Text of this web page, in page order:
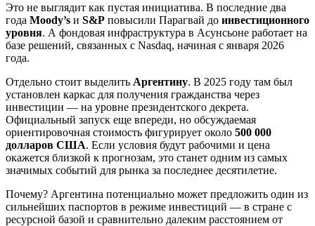
Это не выглядит как пустая инициатива. В последние два
года Moody’s и S&P повысили Парагвай до инвестиционного
уровня. А фондовая инфраструктура в Асунсьоне работает на
базе решений, связанных с Nasdaq, начиная с января 2026
года.
Отдельно стоит выделить Аргентину. В 2025 году там был
установлен каркас для получения гражданства через
инвестиции — на уровне президентского декрета.
Официальный запуск еще впереди, но обсуждаемая
ориентировочная стоимость фигурирует около 500 000
долларов США. Если условия будут рабочими и цена
окажется близкой к прогнозам, это станет одним из самых
значимых событий для рынка за последнее десятилетие.
Почему? Аргентина потенциально может предложить один из
сильнейших паспортов в режиме инвестиций — в стране с
ресурсной базой и сравнительно далеким расстоянием от